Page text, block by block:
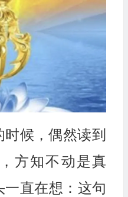
候，偶然读到
方知不动是真
一直在想：这句